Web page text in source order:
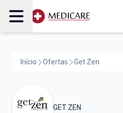
Início Ofertas Get Zen
GET ZEN